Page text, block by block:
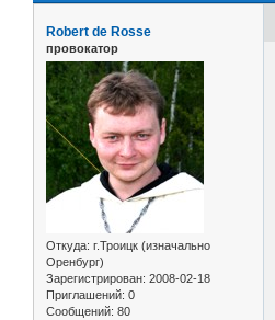
Robert de Rosse
провокатор
Откуда: г.Троицк (изначально
Оренбург)
Зарегистрирован: 2008-02-18
Приглашений: 0
Сообщений: 80